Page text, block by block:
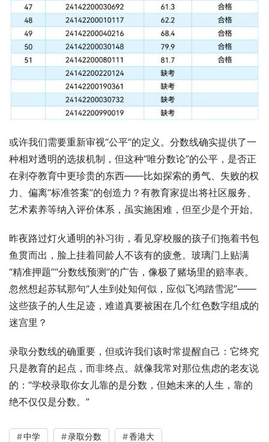
或许我们需要重新审视“公平”的定义。分数线确实提供了一
种相对透明的选拔机制，但这种“唯分数论”的公平，是否正
在剥夺教育中更珍贵的东西——比如探索的勇气、失败的权
力、偏离“标准答案”的创造力？有教育家提出将社区服务、
艺术素养等纳入评价体系，虽实施困难，但至少是个开始。
昨夜路过灯火通明的补习街，看见穿校服的孩子们拖着书包
鱼贯而出，脸上挂着同龄人不该有的疲惫。玻璃门上贴满
“精准押题”“分数线预测”的广告，像极了赌场里的赔率表。
忽然想起苏轼那句“人生到处知何似，应似飞鸿踏雪泥”——
这些孩子的人生足迹，难道真要被困在几个红色数字组成的
迷宫里？
录取分数线的确重要，但或许我们该时常提醒自己：它终究
只是教育的起点，而非终点。就像我常对那位焦虑的老友说
的：“学校录取你女儿靠的是分数，但她未来的人生，靠的
绝不仅仅是分数。”
中学 录取分数 香港大